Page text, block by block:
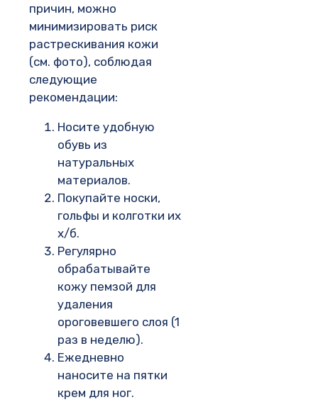
причин, можно
минимизировать риск
растрескивания кожи
(см. фото), соблюдая
следующие
рекомендации:
Носите удобную
обувь из
натуральных
материалов.
Покупайте носки,
гольфы и колготки их
х/б.
Регулярно
обрабатывайте
кожу пемзой для
удаления
ороговевшего слоя (1
раз в неделю).
Ежедневно
наносите на пятки
крем для ног.